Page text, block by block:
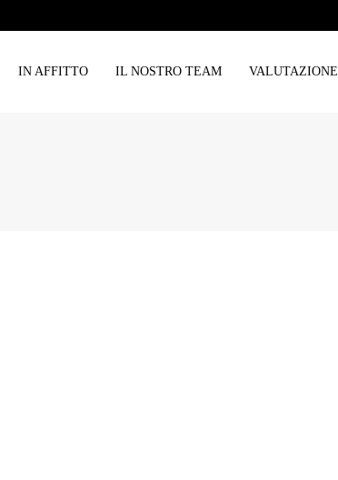
IN AFFITTO IL NOSTRO TEAM VALUTAZIONE